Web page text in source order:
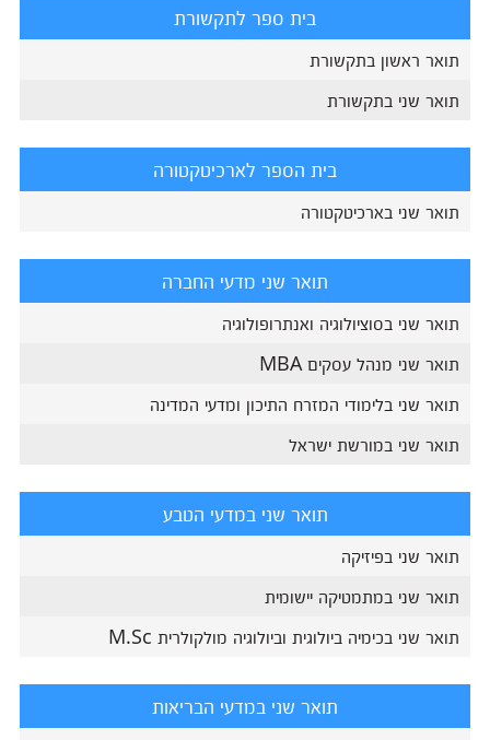
בית ספר לתקשורת
תואר ראשון בתקשורת
תואר שני בתקשורת
בית הספר לארכיטקטורה
תואר שני בארכיטקטורה
תואר שני מדעי החברה
תואר שני בסוציולוגיה ואנתרופולוגיה
תואר שני מנהל עסקים MBA
תואר שני בלימודי המזרח התיכון ומדעי המדינה
תואר שני במורשת ישראל
תואר שני במדעי הטבע
תואר שני בפיזיקה
תואר שני במתמטיקה יישומית
תואר שני בכימיה ביולוגית וביולוגיה מולקולרית M.Sc
תואר שני במדעי הבריאות